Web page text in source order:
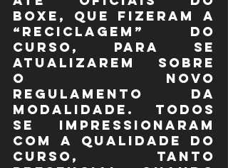
boxe, que fizeram a
“reciclagem” do
curso, para se
atualizarem sobre
o novo
regulamento da
modalidade. Todos
se impressionaram
com a qualidade do
curso, tanto